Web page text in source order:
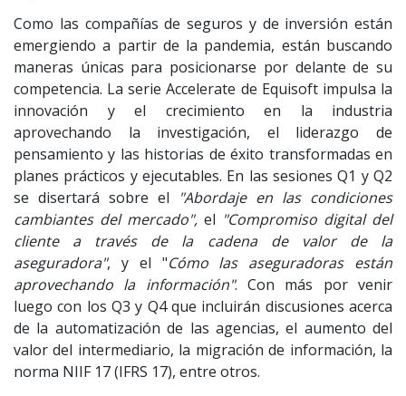
Como las compañías de seguros y de inversión están
emergiendo a partir de la pandemia, están buscando
maneras únicas para posicionarse por delante de su
competencia. La serie Accelerate de Equisoft impulsa la
innovación y el crecimiento en la industria
aprovechando la investigación, el liderazgo de
pensamiento y las historias de éxito transformadas en
planes prácticos y ejecutables. En las sesiones Q1 y Q2
se disertará sobre el
"Abordaje en las condiciones
cambiantes del mercado", el "Compromiso digital del
cliente a través de la cadena de valor de la
aseguradora", y el "Cómo las aseguradoras están
aprovechando la información". Con más por venir
luego con los Q3 y Q4 que incluirán discusiones acerca
de la automatización de las agencias, el aumento del
valor del intermediario, la migración de información, la
norma NIIF 17 (IFRS 17), entre otros.